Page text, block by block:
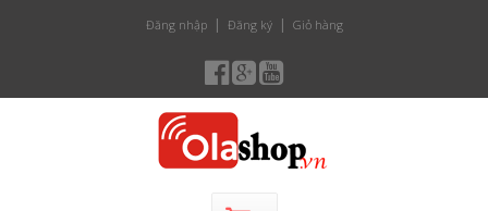
Đăng nhập Đăng ký Giỏ hàng